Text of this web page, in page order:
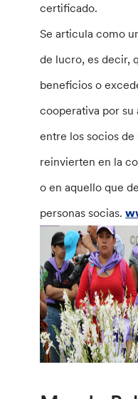
certificado.
Se articula como
de lucro, es decir,
beneficios o
cooperativa por su
entre los socios de
reinvierten en la
o en aquello que
personas socias.